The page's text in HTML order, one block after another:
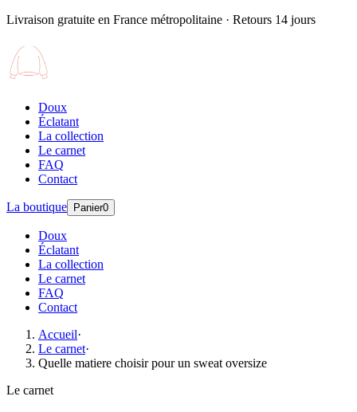
Livraison gratuite en France métropolitaine · Retours 14 jours
Doux
Éclatant
La collection
Le carnet
FAQ
Contact
La boutique Panier0
Doux
Éclatant
La collection
Le carnet
FAQ
Contact
Accueil·
Le carnet·
Quelle matiere choisir pour un sweat oversize
Le carnet